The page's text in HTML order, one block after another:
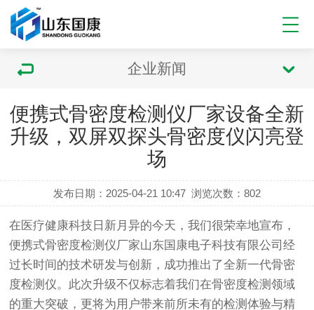
企业新闻
便携式骨密度检测仪厂家设备全新
升级，双屏双探头骨密度仪闪亮登
场
发布日期：2025-04-21 10:47 浏览次数：802
在医疗健康科技日新月异的今天，我们很荣幸地宣布，
便携式骨密度检测仪厂家山东国康电子科技有限公司经
过长时间的技术研发与创新，成功推出了全新一代骨密
度检测仪。此次升级不仅标志着我们在骨密度检测领域
的重大突破，更将为用户带来前所未有的检测体验与精